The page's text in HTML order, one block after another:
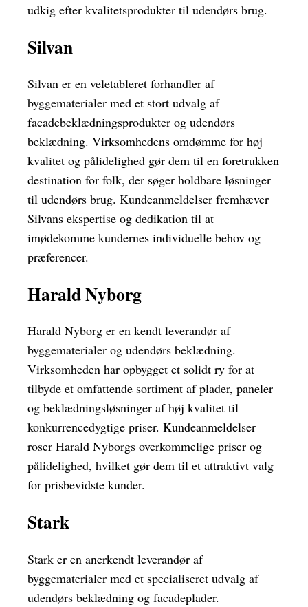
udkig efter kvalitetsprodukter til udendørs brug.
Silvan
Silvan er en veletableret forhandler af
byggematerialer med et stort udvalg af
facadebeklædningsprodukter og udendørs
beklædning. Virksomhedens omdømme for høj
kvalitet og pålidelighed gør dem til en foretrukken
destination for folk, der søger holdbare løsninger
til udendørs brug. Kundeanmeldelser fremhæver
Silvans ekspertise og dedikation til at
imødekomme kundernes individuelle behov og
præferencer.
Harald Nyborg
Harald Nyborg er en kendt leverandør af
byggematerialer og udendørs beklædning.
Virksomheden har opbygget et solidt ry for at
tilbyde et omfattende sortiment af plader, paneler
og beklædningsløsninger af høj kvalitet til
konkurrencedygtige priser. Kundeanmeldelser
roser Harald Nyborgs overkommelige priser og
pålidelighed, hvilket gør dem til et attraktivt valg
for prisbevidste kunder.
Stark
Stark er en anerkendt leverandør af
byggematerialer med et specialiseret udvalg af
udendørs beklædning og facadeplader.